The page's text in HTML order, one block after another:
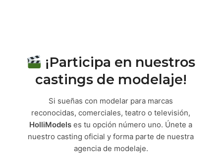
¡Participa en nuestros
castings de modelaje!
Si sueñas con modelar para marcas
reconocidas, comerciales, teatro o televisión,
HolliModels es tu opción número uno. Únete a
nuestro casting oficial y forma parte de nuestra
agencia de modelaje.